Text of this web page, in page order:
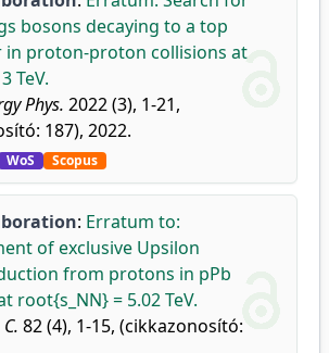
bosons decaying to a top
in proton-proton collisions at
TeV.
Phys. 2022 (3), 1-21,
187), 2022.
WoS Scopus
: Erratum to:
of exclusive Upsilon
from protons in pPb
root{s_NN} = 5.02 TeV.
82 (4), 1-15, (cikkazonosító: